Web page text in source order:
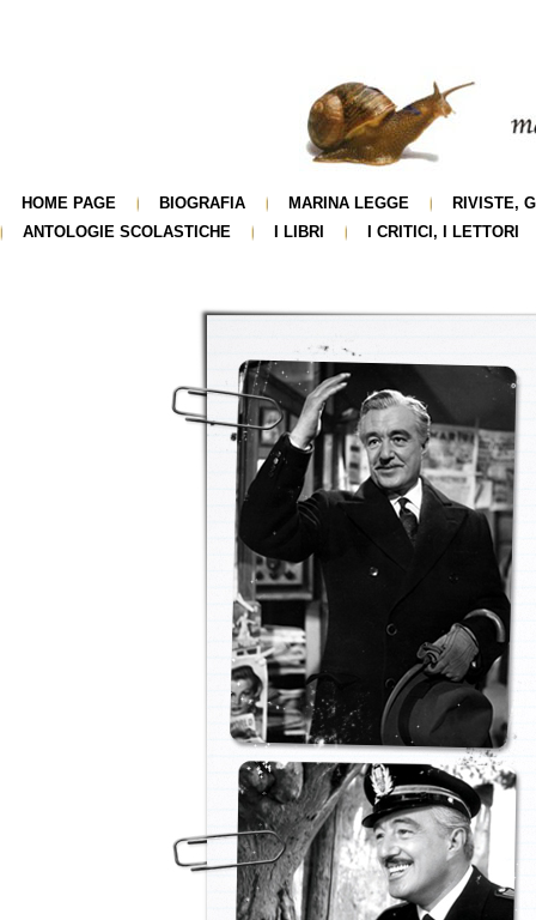
HOME PAGE BIOGRAFIA MARINA LEGGE
RIVISTE,
ANTOLOGIE SCOLASTICHE
I LIBRI I CRITICI, I LETTORI